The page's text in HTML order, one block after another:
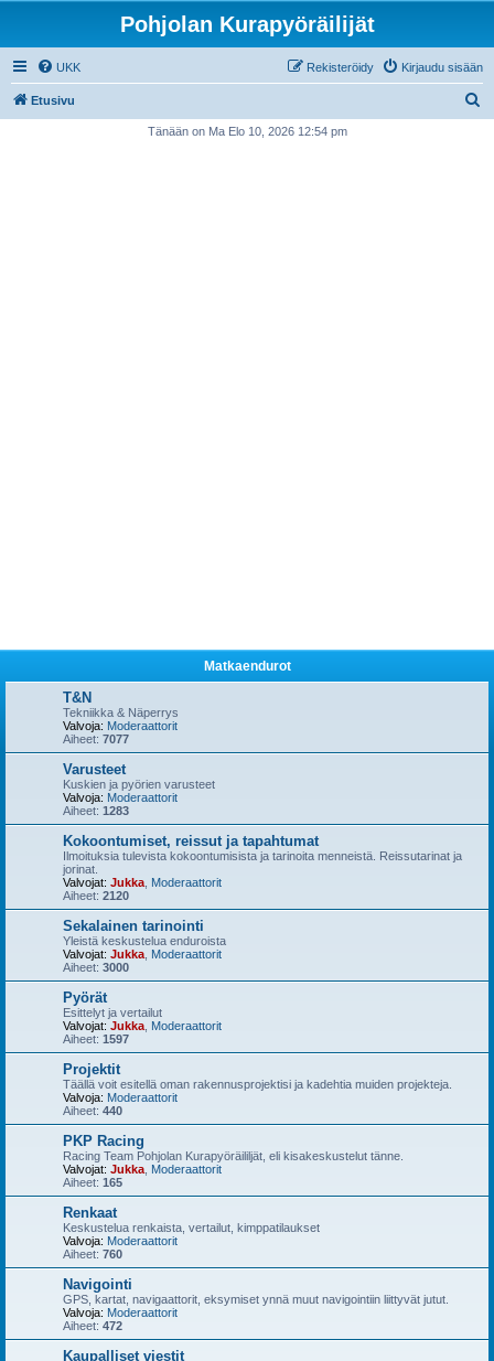
Pohjolan Kurapyöräilijät
UKK Kirjaudu sisään
Rekisteröidy
Etusivu
Tänään on Ma Elo 10, 2026 12:54 pm
Matkaendurot
T&N
Tekniikka & Näperrys
Valvoja: Moderaattorit
Aiheet: 7077
Varusteet
Kuskien ja pyörien varusteet
Valvoja: Moderaattorit
Aiheet: 1283
Kokoontumiset, reissut ja tapahtumat
Ilmoituksia tulevista kokoontumisista ja tarinoita menneistä. Reissutarinat ja
jorinat.
Valvojat: Jukka Moderaattorit
Aiheet: 2120
Sekalainen tarinointi
Yleistä keskustelua enduroista
Valvojat: Jukka Moderaattorit
Aiheet: 3000
Pyörät
Esittelyt ja vertailut
Valvojat: Jukka Moderaattorit
Aiheet: 1597
Projektit
Täällä voit esitellä oman rakennusprojektisi ja kadehtia muiden projekteja.
Valvoja: Moderaattorit
Aiheet: 440
PKP Racing
Racing Team Pohjolan Kurapyöräililjät, eli kisakeskustelut tänne.
Valvojat: Jukka Moderaattorit
Aiheet: 165
Renkaat
Keskustelua renkaista, vertailut, kimppatilaukset
Valvoja: Moderaattorit
Aiheet: 760
Navigointi
GPS, kartat, navigaattorit, eksymiset ynnä muut navigointiin liittyvät jutut.
Valvoja: Moderaattorit
Aiheet: 472
Kaupalliset viestit